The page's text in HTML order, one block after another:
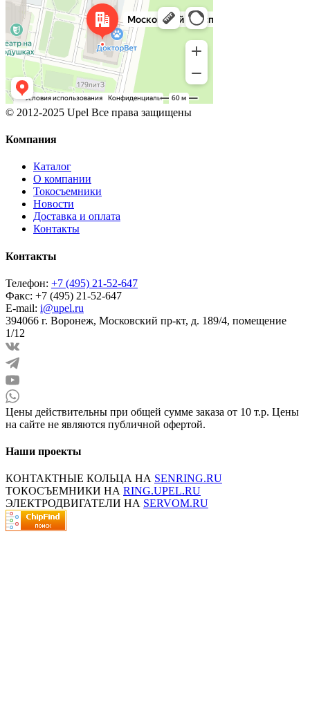
© 2012-2025 Upel Все права защищены
Компания
Каталог
О компании
Токосъемники
Новости
Доставка и оплата
Контакты
Контакты
Телефон: +7 (495) 21-52-647
Факс: +7 (495) 21-52-647
E-mail: i@upel.ru
394066 г. Воронеж, Московский пр-кт, д. 189/4, помещение
1/12
Цены действительны при общей сумме заказа от 10 т.р. Цены
на сайте не являются публичной офертой.
Наши проекты
КОНТАКТНЫЕ КОЛЬЦА НА SENRING.RU
ТОКОСЪЕМНИКИ НА RING.UPEL.RU
ЭЛЕКТРОДВИГАТЕЛИ НА SERVOM.RU